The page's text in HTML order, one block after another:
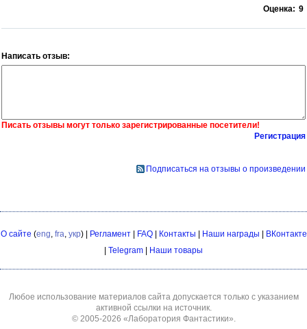
Оценка: 9
Написать отзыв:
Писать отзывы могут только зарегистрированные посетители!
Регистрация
Подписаться на отзывы о произведении
О сайте (eng, fra, укр) | Регламент| FAQ| Контакты Наши награды
ВКонтакте
Telegram Наши товары
Любое использование материалов сайта допускается только с указанием
активной ссылки на источник.
© 2005-2026 «Лаборатория Фантастики».